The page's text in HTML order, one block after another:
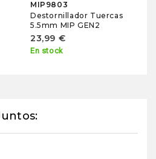
MIP9803
Destornillador Tuercas
5.5mm MIP GEN2
23,99 €
En stock